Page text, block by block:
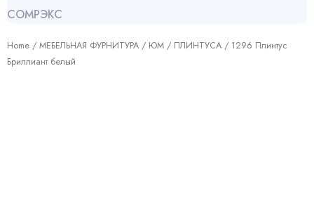
СОМРЭКС
Home / МЕБЕЛЬНАЯ ФУРНИТУРА / ЮМ / ПЛИНТУСА / 1296 Плинтус
Бриллиант белый